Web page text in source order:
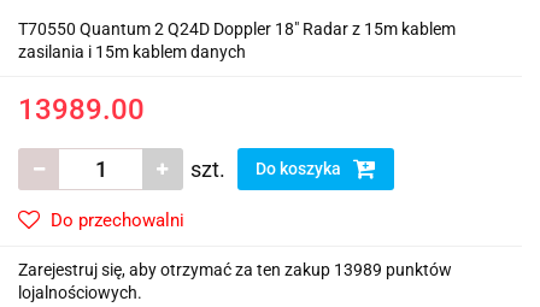
T70550 Quantum 2 Q24D Doppler 18" Radar z 15m kablem
zasilania i 15m kablem danych
13989.00
szt. Do koszyka
Do przechowalni
Zarejestruj się, aby otrzymać za ten zakup 13989 punktów
lojalnościowych.